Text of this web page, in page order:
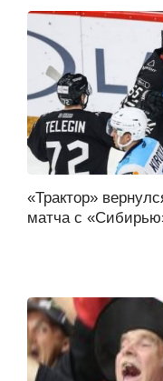
«Трактор»
матча с